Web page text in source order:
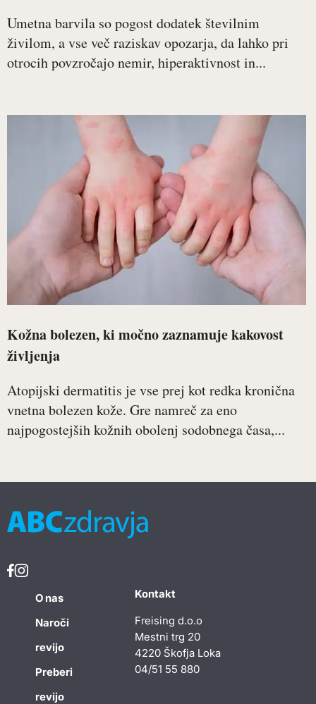
Umetna barvila so pogost dodatek številnim
živilom, a vse več raziskav opozarja, da lahko pri
otrocih povzročajo nemir, hiperaktivnost in...
Kožna bolezen, ki močno zaznamuje kakovost
življenja
Atopijski dermatitis je vse prej kot redka kronična
vnetna bolezen kože. Gre namreč za eno
najpogostejših kožnih obolenj sodobnega časa,...
O nas
Naroči
revijo
Preberi
revijo
Kontakt
Freising d.o.o
Mestni trg 20
4220 Škofja Loka
04/51 55 880